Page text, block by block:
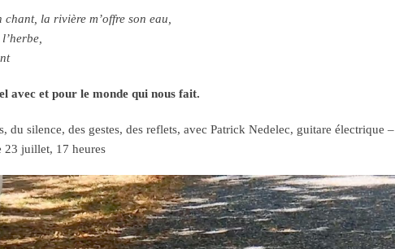
chant, la rivière m’offre son eau,
avec et pour le monde qui nous fait.
du silence, des gestes, des reflets, avec Patrick Nedelec, guitare électrique –
23 juillet, 17 heures